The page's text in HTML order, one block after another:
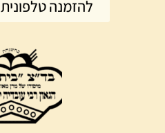
להזמנה טלפונית 03-3811112